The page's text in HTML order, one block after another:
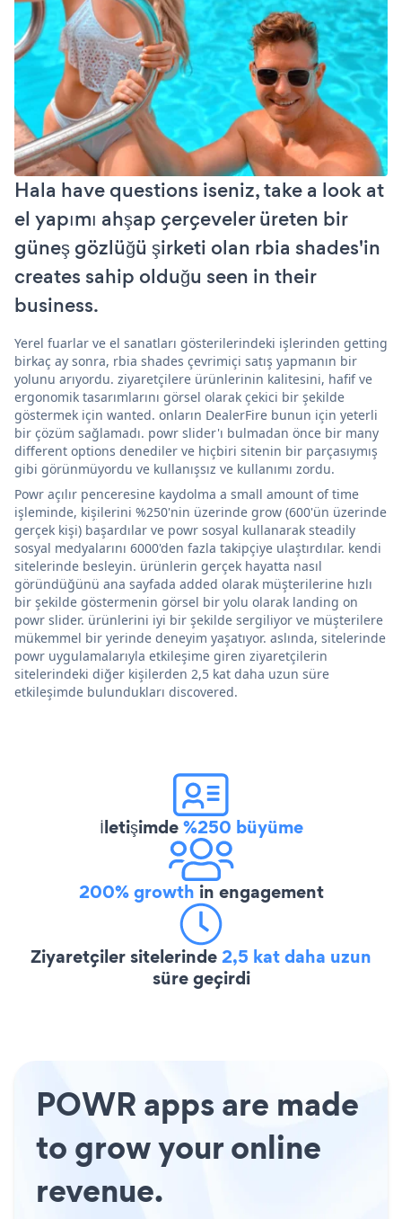
Hala have questions iseniz, take a look at
el yapımı ahşap çerçeveler üreten bir
güneş gözlüğü şirketi olan rbia shades'in
creates sahip olduğu seen in their
business.
Yerel fuarlar ve el sanatları gösterilerindeki işlerinden getting
birkaç ay sonra, rbia shades çevrimiçi satış yapmanın bir
yolunu arıyordu. ziyaretçilere ürünlerinin kalitesini, hafif ve
ergonomik tasarımlarını görsel olarak çekici bir şekilde
göstermek için wanted. onların DealerFire bunun için yeterli
bir çözüm sağlamadı. powr slider'ı bulmadan önce bir many
different options denediler ve hiçbiri sitenin bir parçasıymış
gibi görünmüyordu ve kullanışsız ve kullanımı zordu.
Powr açılır penceresine kaydolma a small amount of time
işleminde, kişilerini %250'nin üzerinde grow (600'ün üzerinde
gerçek kişi) başardılar ve powr sosyal kullanarak steadily
sosyal medyalarını 6000'den fazla takipçiye ulaştırdılar. kendi
sitelerinde besleyin. ürünlerin gerçek hayatta nasıl
göründüğünü ana sayfada added olarak müşterilerine hızlı
bir şekilde göstermenin görsel bir yolu olarak landing on
powr slider. ürünlerini iyi bir şekilde sergiliyor ve müşterilere
mükemmel bir yerinde deneyim yaşatıyor. aslında, sitelerinde
powr uygulamalarıyla etkileşime giren ziyaretçilerin
sitelerindeki diğer kişilerden 2,5 kat daha uzun süre
etkileşimde bulundukları discovered.
İletişimde%250 büyüme
200% growth in engagement
Ziyaretçiler sitelerinde2,5 kat daha uzun
süre geçirdi
POWR apps are made
to grow your online
revenue.